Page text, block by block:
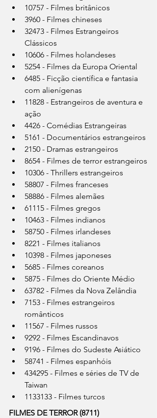
10757 - Filmes britânicos
3960 - Filmes chineses
32473 - Filmes Estrangeiros
Clássicos
10606 - Filmes holandeses
5254 - Filmes da Europa Oriental
6485 - Ficção científica e fantasia
com alienígenas
11828 - Estrangeiros de aventura e
ação
4426 - Comédias Estrangeiras
5161 - Documentários estrangeiros
2150 - Dramas estrangeiros
8654 - Filmes de terror estrangeiros
10306 - Thrillers estrangeiros
58807 - Filmes franceses
58886 - Filmes alemães
61115 - Filmes gregos
10463 - Filmes indianos
58750 - Filmes irlandeses
8221 - Filmes italianos
10398 - Filmes japoneses
5685 - Filmes coreanos
5875 - Filmes do Oriente Médio
63782 - Filmes da Nova Zelândia
7153 - Filmes estrangeiros
românticos
11567 - Filmes russos
9292 - Filmes Escandinavos
9196 - Filmes do Sudeste Asiático
58741 - Filmes espanhóis
434295 - Filmes e séries de TV de
Taiwan
1133133 - Filmes turcos
FILMES DE TERROR (8711)